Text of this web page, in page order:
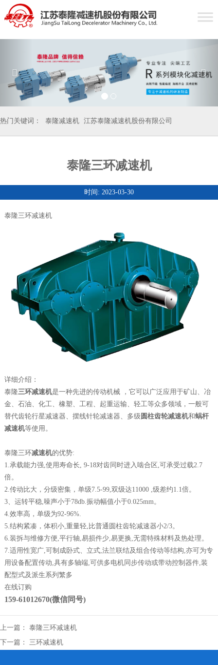
热门关键词： 泰隆减速机 江苏泰隆减速机股份有限公司
泰隆三环减速机
时间: 2023-03-30
泰隆三环减速机
详细介绍：
泰隆三环减速机是一种先进的传动机械 ，它可以广泛应用于矿山、冶
金、石油、化工、橡塑、工程、起重运输、轻工等众多领域，一般可
替代齿轮行星减速器、摆线针轮减速器、多级 圆柱齿轮减速机和蜗杆
减速机等使用。
泰隆三环减速机的优势:
1.承载能力强,使用寿命长, 9-18对齿同时进入啮合区,可承受过载2.7
倍。
2.传动比大，分级密集，单级7.5-99,双级达11000 ,级差约1.1倍。
3、运转平稳,噪声小于78db.振动幅值小于0.025mm。
4.效率高，单级为92-96%.
5.结构紧凑，体积小,重量轻,比普通圆柱齿轮减速器小2/3。
6.装拆与维修方便,平行轴,易损件少,易更换,无需特殊材料及热处理。
7.适用性宽广,可制成卧式、立式,法兰联结及组合传动等结构,亦可为专
用设备配置传动,具有多轴端,可供多电机同步传动或带动控制器件,装
配型式及派生系列繁多
在线订购
159-61012670(微信同号)
上一篇： 泰隆三环减速机
下一篇： 三环减速机